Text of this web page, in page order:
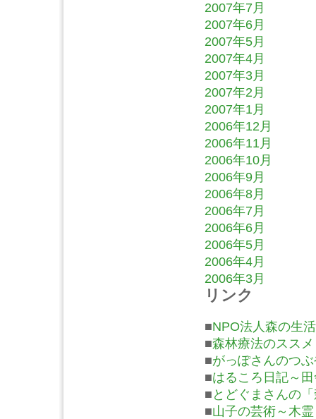
2007年7月
2007年6月
2007年5月
2007年4月
2007年3月
2007年2月
2007年1月
2006年12月
2006年11月
2006年10月
2006年9月
2006年8月
2006年7月
2006年6月
2006年5月
2006年4月
2006年3月
リンク
■NPO法人森の生活
■森林療法のススメ
■がっぽさんのつ
■はるころ日記～
■ とどぐまさんの
■山子の芸術～木